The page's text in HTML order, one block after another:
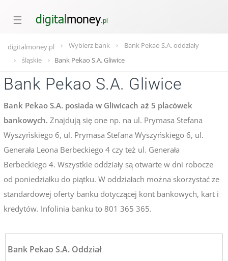
☰
digitalmoney.pl Wybierz bank
Bank Pekao S.A. oddziały
śląskie
Bank Pekao S.A. Gliwice
Bank Pekao S.A. Gliwice
Bank Pekao S.A. posiada w Gliwicach aż 5 placówek
bankowych. Znajdują się one np. na ul. Prymasa Stefana
Wyszyńskiego 6, ul. Prymasa Stefana Wyszyńskiego 6, ul.
Generała Leona Berbeckiego 4 czy też ul. Generała
Berbeckiego 4. Wszystkie oddziały są otwarte w dni robocze
od poniedziałku do piątku. W oddziałach można skorzystać ze
standardowej oferty banku dotyczącej kont bankowych, kart i
kredytów. Infolinia banku to 801 365 365.
Bank Pekao S.A. Oddział